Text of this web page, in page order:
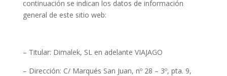
continuación se indican los datos de información
general de este sitio web:
– Titular: Dimalek, SL en adelante VIAJAGO
– Dirección: C/ Marqués San Juan, nº 28 – 3º, pta. 9,